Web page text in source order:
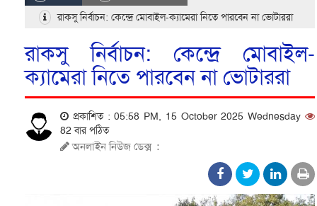
রাকসু নির্বাচন: কেন্দ্রে মোবাইল-ক্যামেরা নিতে পারবেন না ভোটাররা
রাকসু নির্বাচন: কেন্দ্রে মোবাইল-
ক্যামেরা নিতে পারবেন না ভোটাররা
প্রকাশিত : 05:58 PM, 15 October 2025 Wednesday
82 বার পঠিত
অনলাইন নিউজ ডেক্স :